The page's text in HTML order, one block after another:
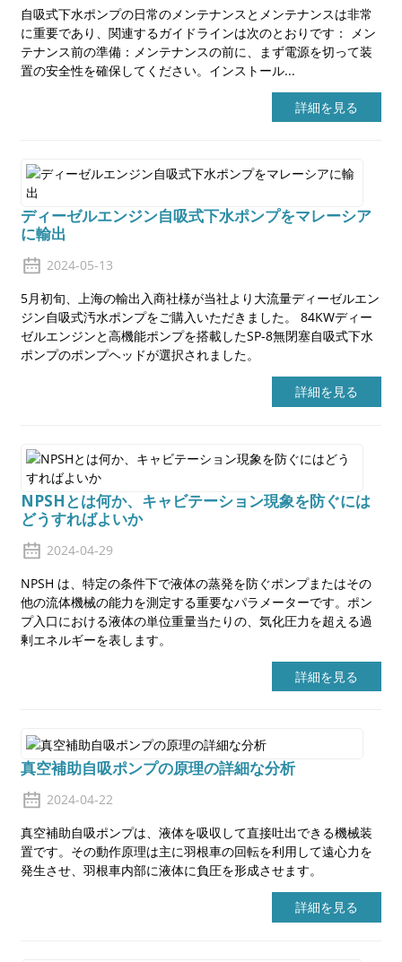
自吸式下水ポンプの日常のメンテナンスとメンテナンスは非常
に重要であり、関連するガイドラインは次のとおりです： メン
テナンス前の準備：メンテナンスの前に、まず電源を切って装
置の安全性を確保してください。インストール...
詳細を見る
ディーゼルエンジン自吸式下水ポンプをマレーシア
に輸出
2024-05-13
5月初旬、上海の輸出入商社様が当社より大流量ディーゼルエン
ジン自吸式汚水ポンプをご購入いただきました。 84KWディー
ゼルエンジンと高機能ポンプを搭載したSP-8無閉塞自吸式下水
ポンプのポンプヘッドが選択されました。
詳細を見る
NPSHとは何か、キャビテーション現象を防ぐには
どうすればよいか
2024-04-29
NPSH は、特定の条件下で液体の蒸発を防ぐポンプまたはその
他の流体機械の能力を測定する重要なパラメーターです。ポン
プ入口における液体の単位重量当たりの、気化圧力を超える過
剰エネルギーを表します。
詳細を見る
真空補助自吸ポンプの原理の詳細な分析
2024-04-22
真空補助自吸ポンプは、液体を吸収して直接吐出できる機械装
置です。その動作原理は主に羽根車の回転を利用して遠心力を
発生させ、羽根車内部に液体に負圧を形成させます。
詳細を見る